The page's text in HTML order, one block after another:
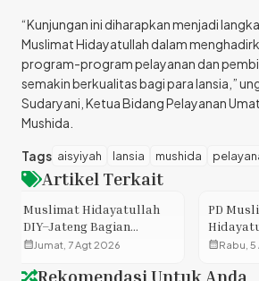
“Kunjungan ini diharapkan menjadi
Muslimat Hidayatullah dalam
program-program pelayanan dan
semakin berkualitas bagi para lansia,”
Sudaryani, Ketua Bidang Pelayanan
Mushida.
Tags aisyiyah lansia mushida
Artikel Terkait
PD Muslimat
Hidayatullah Jember
Matangkan Program
Menuju Organisasi yang
calendar_monthRabu, 5 Agt 2026
Rutin
calendar_month
Rekomendasi Untuk Anda